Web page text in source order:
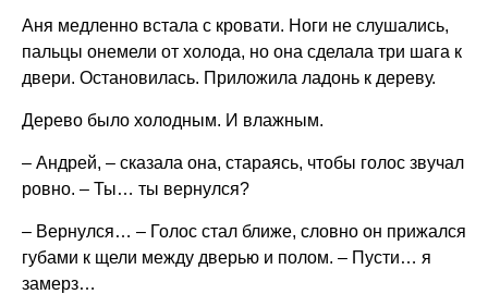
Аня медленно встала с кровати. Ноги не слушались,
пальцы онемели от холода, но она сделала три шага к
двери. Остановилась. Приложила ладонь к дереву.
Дерево было холодным. И влажным.
– Андрей, – сказала она, стараясь, чтобы голос звучал
ровно. – Ты… ты вернулся?
– Вернулся… – Голос стал ближе, словно он прижался
губами к щели между дверью и полом. – Пусти… я
замерз…